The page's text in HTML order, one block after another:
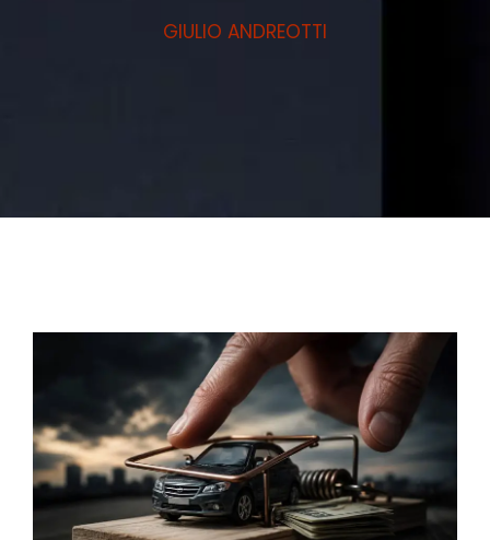
GIULIO ANDREOTTI